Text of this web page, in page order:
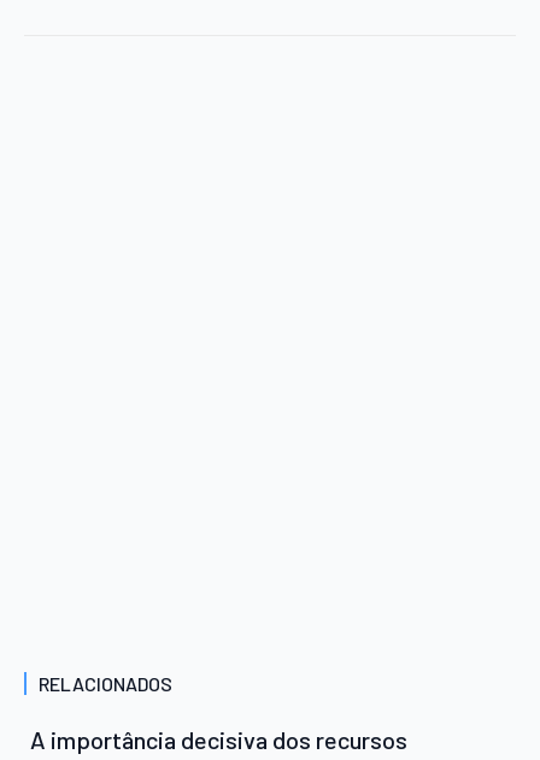
RELACIONADOS
A importância decisiva dos recursos